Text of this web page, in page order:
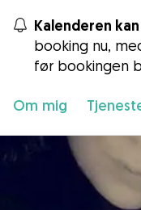
Kalenderen
booking nu,
før bookingen
Om mig